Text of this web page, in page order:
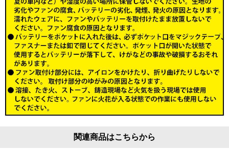
関連商品はこちらから